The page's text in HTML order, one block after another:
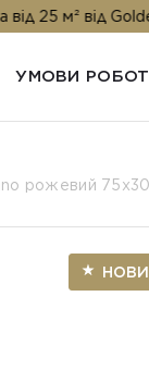
від Golden Tile
УМОВИ
рожевий